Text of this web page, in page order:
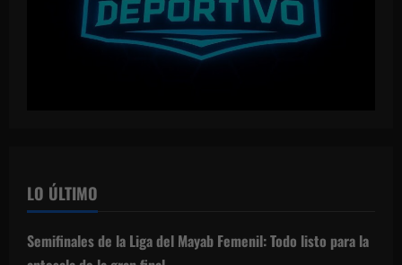
LO ÚLTIMO
Semifinales de la Liga del Mayab Femenil: Todo listo para la